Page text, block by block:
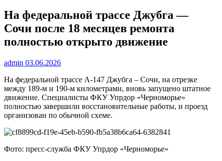
На федеральной трассе Джубга —
Сочи после 18 месяцев ремонта
полностью открыто движение
admin 03.06.2026
На федеральной трассе А-147 Джубга – Сочи, на отрезке
между 189-м и 190-м километрами, вновь запущено штатное
движение. Специалисты ФКУ Упрдор «Черноморье»
полностью завершили восстановительные работы, и проезд
организован по обычной схеме.
Фото: пресс-служба ФКУ Упрдор «Черноморье»